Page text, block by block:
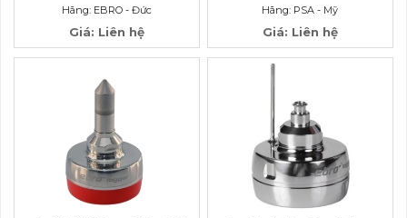
Hãng: EBRO - Đức
Giá: Liên hệ
Hãng: PSA - Mỹ
Giá: Liên hệ